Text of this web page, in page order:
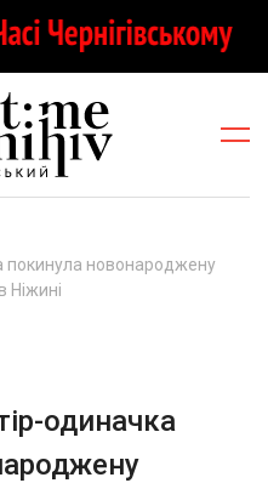
покинула новонароджену
Ніжині
одиначка